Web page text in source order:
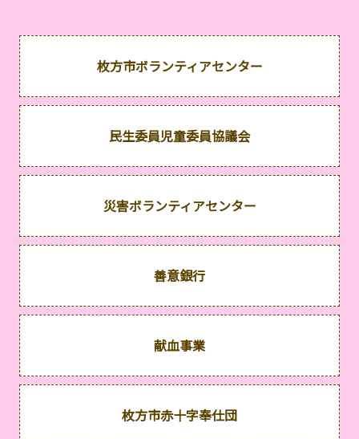
枚方市ボランティアセンター
民生委員児童委員協議会
災害ボランティアセンター
善意銀行
献血事業
枚方市赤十字奉仕団